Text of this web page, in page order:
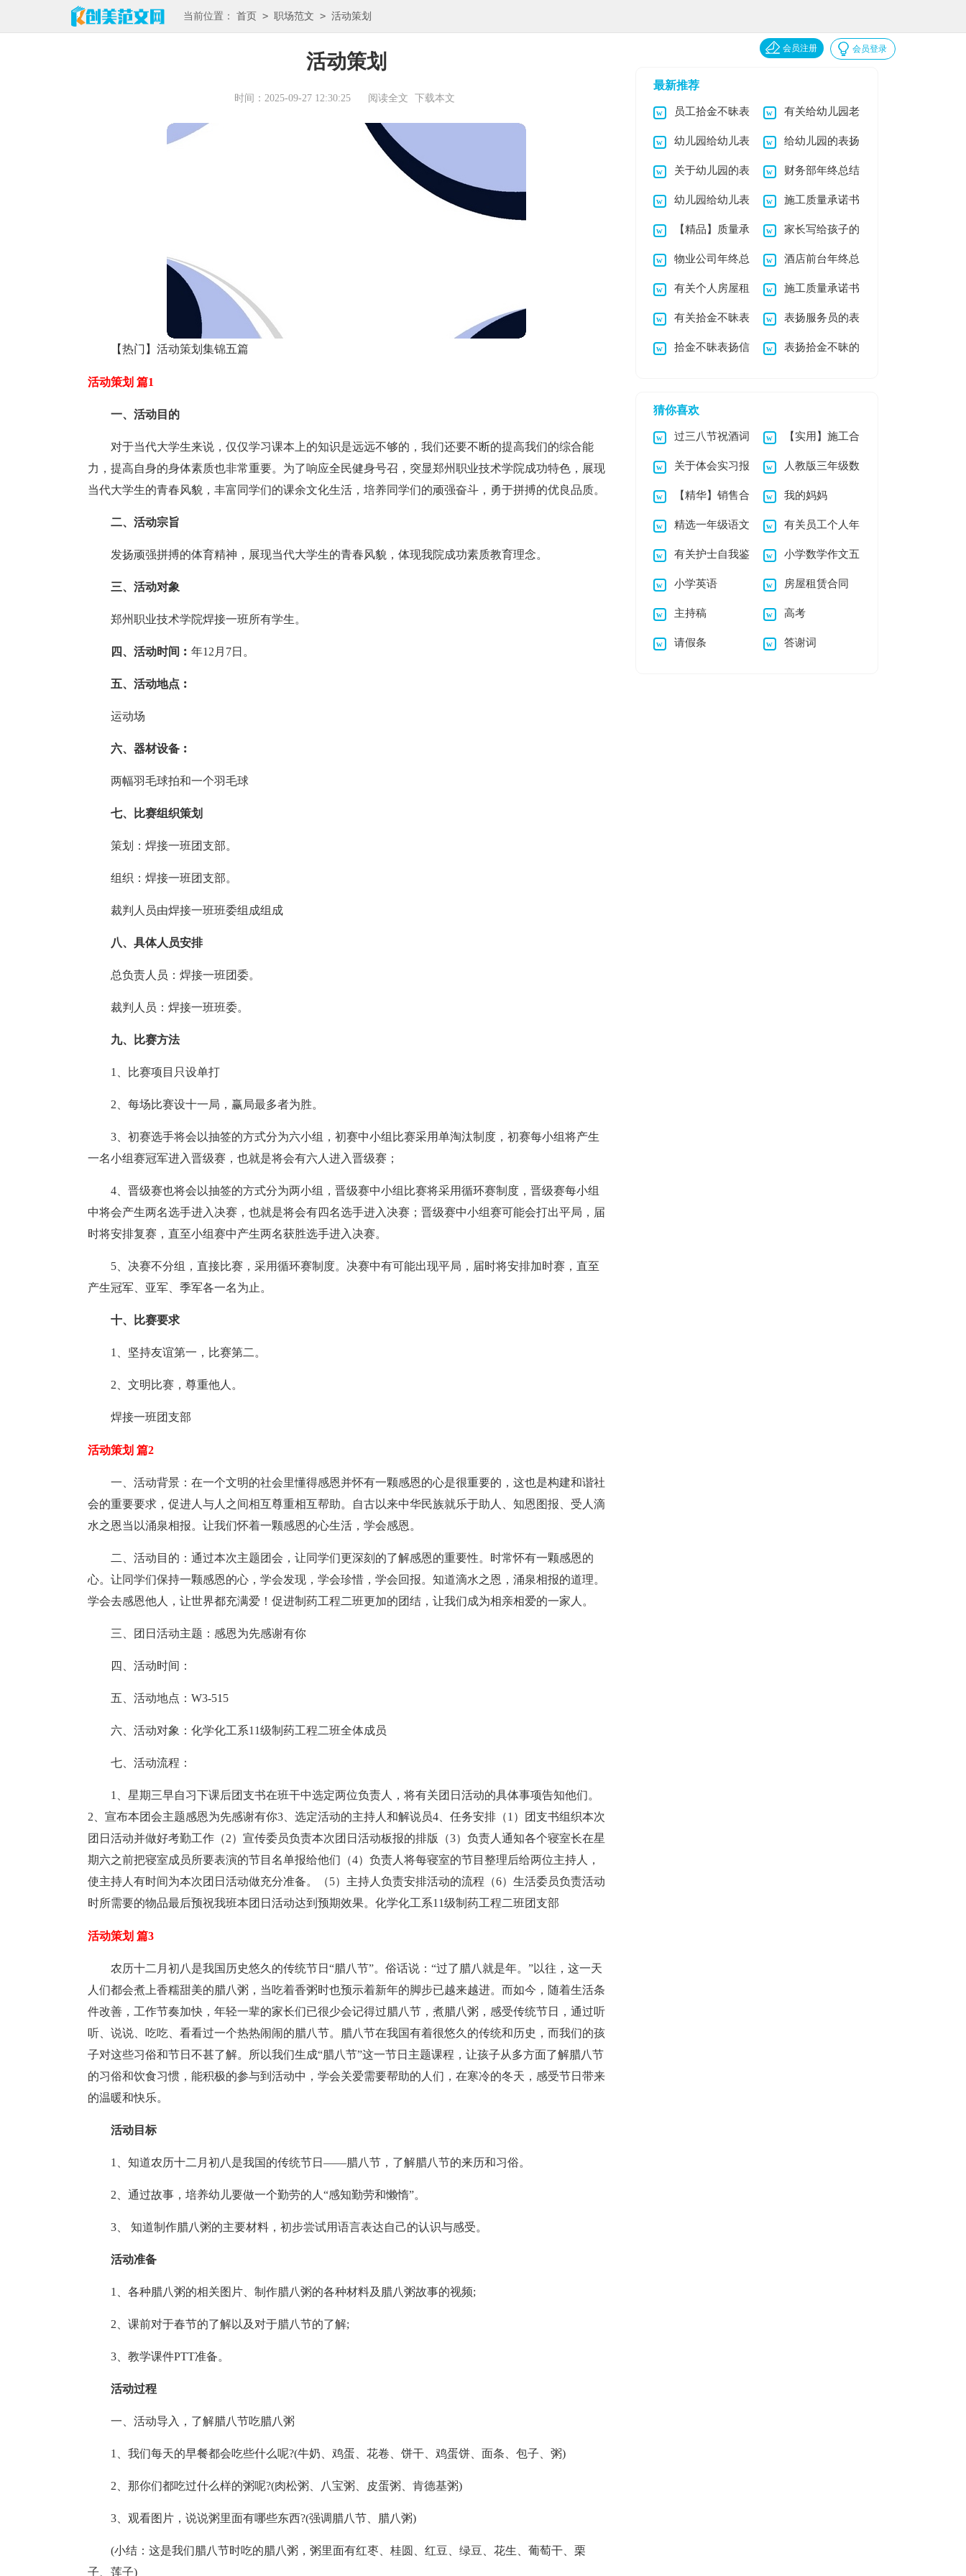
当前位置： 首页 > 职场范文 > 活动策划
会员登录
会员注册
活动策划
时间：2025-09-27 12:30:25 阅读全文 下载本文
【热门】活动策划集锦五篇
活动策划 篇1
一、活动目的
对于当代大学生来说，仅仅学习课本上的知识是远远不够的，我们还要不断的提高我们的综合能
力，提高自身的身体素质也非常重要。为了响应全民健身号召，突显郑州职业技术学院成功特色，展现
当代大学生的青春风貌，丰富同学们的课余文化生活，培养同学们的顽强奋斗，勇于拼搏的优良品质。
二、活动宗旨
发扬顽强拼搏的体育精神，展现当代大学生的青春风貌，体现我院成功素质教育理念。
三、活动对象
郑州职业技术学院焊接一班所有学生。
四、活动时间︰ 年12月7日。
五、活动地点︰
运动场
六、器材设备︰
两幅羽毛球拍和一个羽毛球
七、比赛组织策划
策划：焊接一班团支部。
组织：焊接一班团支部。
裁判人员由焊接一班班委组成组成
八、具体人员安排
总负责人员：焊接一班团委。
裁判人员：焊接一班班委。
九、比赛方法
1、比赛项目只设单打
2、每场比赛设十一局，赢局最多者为胜。
3、初赛选手将会以抽签的方式分为六小组，初赛中小组比赛采用单淘汰制度，初赛每小组将产生
一名小组赛冠军进入晋级赛，也就是将会有六人进入晋级赛；
4、晋级赛也将会以抽签的方式分为两小组，晋级赛中小组比赛将采用循环赛制度，晋级赛每小组
中将会产生两名选手进入决赛，也就是将会有四名选手进入决赛；晋级赛中小组赛可能会打出平局，届
时将安排复赛，直至小组赛中产生两名获胜选手进入决赛。
5、决赛不分组，直接比赛，采用循环赛制度。决赛中有可能出现平局，届时将安排加时赛，直至
产生冠军、亚军、季军各一名为止。
十、比赛要求
1、坚持友谊第一，比赛第二。
2、文明比赛，尊重他人。
焊接一班团支部
活动策划 篇2
一、活动背景：在一个文明的社会里懂得感恩并怀有一颗感恩的心是很重要的，这也是构建和谐社
会的重要要求，促进人与人之间相互尊重相互帮助。自古以来中华民族就乐于助人、知恩图报、受人滴
水之恩当以涌泉相报。让我们怀着一颗感恩的心生活，学会感恩。
二、活动目的：通过本次主题团会，让同学们更深刻的了解感恩的重要性。时常怀有一颗感恩的
心。让同学们保持一颗感恩的心，学会发现，学会珍惜，学会回报。知道滴水之恩，涌泉相报的道理。
学会去感恩他人，让世界都充满爱！促进制药工程二班更加的团结，让我们成为相亲相爱的一家人。
三、团日活动主题：感恩为先感谢有你
四、活动时间：
五、活动地点：W3-515
六、活动对象：化学化工系11级制药工程二班全体成员
七、活动流程：
1、星期三早自习下课后团支书在班干中选定两位负责人，将有关团日活动的具体事项告知他们。
2、宣布本团会主题感恩为先感谢有你3、选定活动的主持人和解说员4、任务安排（1）团支书组织本次
团日活动并做好考勤工作（2）宣传委员负责本次团日活动板报的排版（3）负责人通知各个寝室长在星
期六之前把寝室成员所要表演的节目名单报给他们（4）负责人将每寝室的节目整理后给两位主持人，
使主持人有时间为本次团日活动做充分准备。（5）主持人负责安排活动的流程（6）生活委员负责活动
时所需要的物品最后预祝我班本团日活动达到预期效果。化学化工系11级制药工程二班团支部
活动策划 篇3
农历十二月初八是我国历史悠久的传统节日“腊八节”。俗话说：“过了腊八就是年。”以往，这一天
人们都会煮上香糯甜美的腊八粥，当吃着香粥时也预示着新年的脚步已越来越进。而如今，随着生活条
件改善，工作节奏加快，年轻一辈的家长们已很少会记得过腊八节，煮腊八粥，感受传统节日，通过听
听、说说、吃吃、看看过一个热热闹闹的腊八节。腊八节在我国有着很悠久的传统和历史，而我们的孩
子对这些习俗和节日不甚了解。所以我们生成“腊八节”这一节日主题课程，让孩子从多方面了解腊八节
的习俗和饮食习惯，能积极的参与到活动中，学会关爱需要帮助的人们，在寒冷的冬天，感受节日带来
的温暖和快乐。
活动目标
1、知道农历十二月初八是我国的传统节日——腊八节，了解腊八节的来历和习俗。
2、通过故事，培养幼儿要做一个勤劳的人“感知勤劳和懒惰”。
3、 知道制作腊八粥的主要材料，初步尝试用语言表达自己的认识与感受。
活动准备
1、各种腊八粥的相关图片、制作腊八粥的各种材料及腊八粥故事的视频;
2、课前对于春节的了解以及对于腊八节的了解;
3、教学课件PTT准备。
活动过程
一、活动导入，了解腊八节吃腊八粥
1、我们每天的早餐都会吃些什么呢?(牛奶、鸡蛋、花卷、饼干、鸡蛋饼、面条、包子、粥)
2、那你们都吃过什么样的粥呢?(肉松粥、八宝粥、皮蛋粥、肯德基粥)
3、观看图片，说说粥里面有哪些东西?(强调腊八节、腊八粥)
(小结：这是我们腊八节时吃的腊八粥，粥里面有红枣、桂圆、红豆、绿豆、花生、葡萄干、栗
子、莲子)
最新推荐
员工拾金不昧表
扬信范文六篇
有关给幼儿园老
师表扬信四篇
幼儿园给幼儿表
扬信汇编十篇
给幼儿园的表扬
信范文集锦10篇
关于幼儿园的表
扬信汇总七篇
财务部年终总结
幼儿园给幼儿表
扬信范文集合7篇
施工质量承诺书
合集7篇
【精品】质量承
诺书范文5篇
家长写给孩子的
表扬信范文集锦6篇
物业公司年终总
结
酒店前台年终总
结5篇
有关个人房屋租
赁合同3篇
施工质量承诺书
模板6篇
有关拾金不昧表
扬信汇总5篇
表扬服务员的表
扬信模板合集5篇
拾金不昧表扬信 表扬拾金不昧的
猜你喜欢
过三八节祝酒词
（精选5篇）
【实用】施工合
同汇总九篇
关于体会实习报
告8篇
人教版三年级数
学下册《小数加减
法》教学反思
【精华】销售合
同合集9篇
我的妈妈
精选一年级语文
教学总结范文锦集六
篇
有关员工个人年
终总结范文锦集5篇
有关护士自我鉴
定模板集锦五篇
小学数学作文五
篇
小学英语 房屋租赁合同
主持稿 高考
请假条 答谢词